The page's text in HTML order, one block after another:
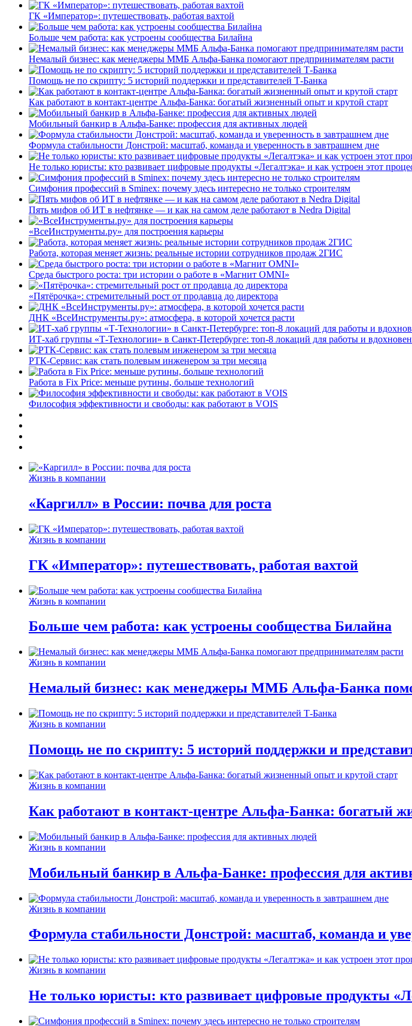
ГК «Император»: путешествовать, работая вахтой
Больше чем работа: как устроены сообщества Билайна
Немалый бизнес: как менеджеры ММБ Альфа-Банка помогают предпринимателям расти
Помощь не по скрипту: 5 историй поддержки и представителей Т-Банка
Как работают в контакт-центре Альфа-Банка: богатый жизненный опыт и крутой старт
Мобильный банкир в Альфа-Банке: профессия для активных людей
Формула стабильности Донстрой: масштаб, команда и уверенность в завтрашнем дне
Не только юристы: кто развивает цифровые продукты «Легалтэка» и как устроен этот
Симфония профессий в Sminex: почему здесь интересно не только строителям
Пять мифов об ИТ в нефтянке — и как на самом деле работают в Nedra Digital
«ВсеИнструменты.ру» для построения карьеры
Работа, которая меняет жизнь: реальные истории сотрудников продаж 2ГИС
Среда быстрого роста: три истории о работе в «Магнит OMNI»
«Пятёрочка»: стремительный рост от продавца до директора
ДНК «ВсеИнструменты.ру»: атмосфера, в которой хочется расти
ИТ-хаб группы «Т-Технологии» в Санкт-Петербурге: топ-8 локаций для работы и
РТК-Сервис: как стать полевым инженером за три месяца
Работа в Fix Price: меньше рутины, больше технологий
Философия эффективности и свободы: как работают в VOIS
Жизнь в компании
«Каргилл» в России: почва для роста
Жизнь в компании
ГК «Император»: путешествовать, работая вахтой
Жизнь в компании
Больше чем работа: как устроены сообщества Билайна
Жизнь в компании
Немалый бизнес: как менеджеры ММБ Альфа-Банка
Жизнь в компании
Помощь не по скрипту: 5 историй поддержки и
Жизнь в компании
Как работают в контакт-центре Альфа-Банка: богатый
Жизнь в компании
Мобильный банкир в Альфа-Банке: профессия для
Жизнь в компании
Формула стабильности Донстрой: масштаб, команда и
Жизнь в компании
Не только юристы: кто развивает цифровые продукты